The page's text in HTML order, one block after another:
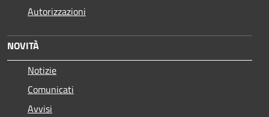
Autorizzazioni
NOVITÀ
Notizie
Comunicati
Avvisi